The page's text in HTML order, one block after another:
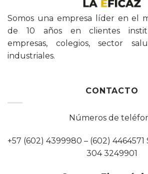
Somos una empresa líder en el
de 10 años en clientes
empresas, colegios, sector
industriales.
CONTACTO
Números de
+57 (602) 4399980 – (602)
304 3249901